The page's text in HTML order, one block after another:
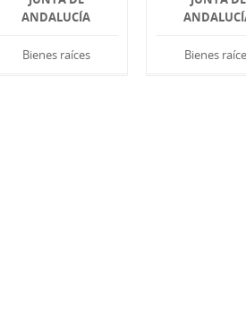
ANDALUCÍA
Bienes raíces Bienes